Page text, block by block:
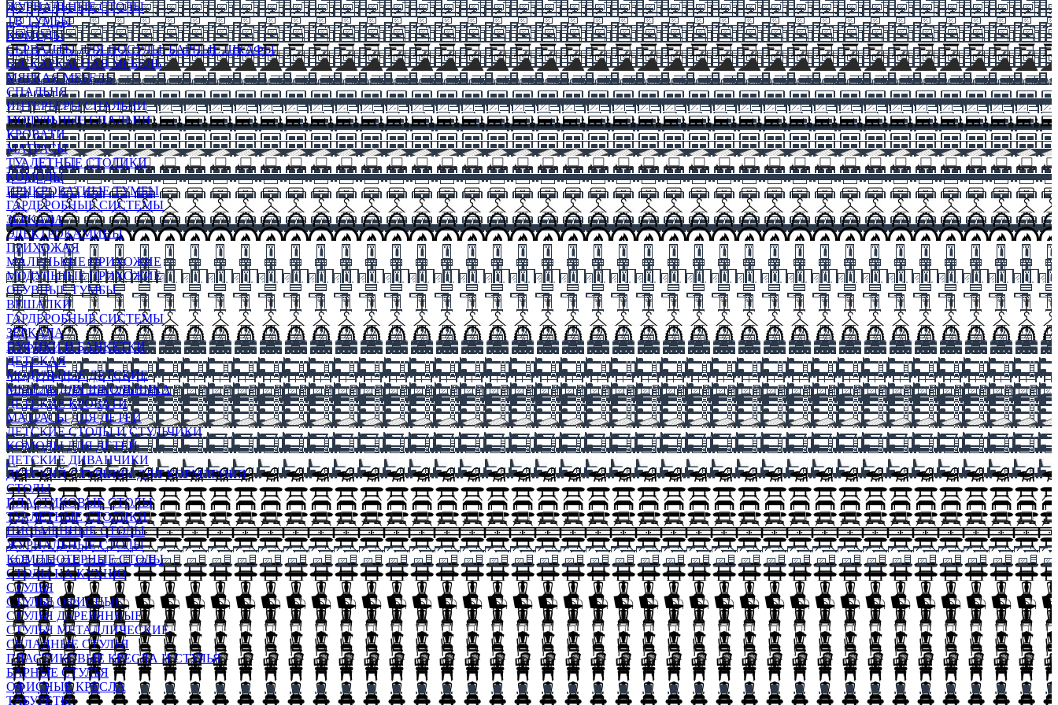
ЖУРНАЛЬНЫЕ СТОЛЫ
ТВ ТУМБЫ
КОМОДЫ
СЕРВАНТЫ ДЛЯ ПОСУДЫ, БАРНЫЕ ШКАФЫ
БЕСКАРКАСНАЯ МЕБЕЛЬ
МЯГКАЯ МЕБЕЛЬ
СПАЛЬНЯ
ИНТЕРЬЕРЫ СПАЛЬНИ
МОДУЛЬНЫЕ СПАЛЬНИ
КРОВАТИ
МАТРАСЫ
ТУАЛЕТНЫЕ СТОЛИКИ
КОМОДЫ
ПРИКРОВАТНЫЕ ТУМБЫ
ГАРДЕРОБНЫЕ СИСТЕМЫ
ЗЕРКАЛА
ЭЛЕКТРОКАМИНЫ
ПРИХОЖАЯ
МАЛЕНЬКИЕ ПРИХОЖИЕ
МОДУЛЬНЫЕ ПРИХОЖИЕ
ОБУВНЫЕ ТУМБЫ
ВЕШАЛКИ
ГАРДЕРОБНЫЕ СИСТЕМЫ
ЗЕРКАЛА
ПУФИКИ И БАНКЕТКИ
ДЕТСКАЯ
МОДУЛЬНЫЕ ДЕТСКИЕ
МЕБЕЛЬ ДЛЯ ШКОЛЬНИКА
ДЕТСКИЕ КРОВАТИ
МАТРАСЫ ДЛЯ ДЕТЕЙ
ДЕТСКИЕ СТОЛЫ И СТУЛЬЧИКИ
КОМОДЫ ДЛЯ ДЕТЕЙ
ДЕТСКИЕ ДИВАНЧИКИ
ДЕТСКИЙ СТУЛЬЧИК ДЛЯ КОРМЛЕНИЯ
СТОЛЫ
ПЛАСТИКОВЫЕ СТОЛЫ
ТУАЛЕТНЫЕ СТОЛИКИ
ПИСЬМЕННЫЕ СТОЛЫ
ЖУРНАЛЬНЫЕ СТОЛЫ
КОМПЬЮТЕРНЫЕ СТОЛЫ
СТОЛЫ НА КУХНЮ
СТУЛЬЯ
СТУЛЬЯ ОФИСНЫЕ
СТУЛЬЯ ДЕРЕВЯННЫЕ
СТУЛЬЯ МЕТАЛЛИЧЕСКИЕ
СКЛАДНЫЕ СТУЛЬЯ
ПЛАСТИКОВЫЕ КРЕСЛА И СТУЛЬЯ
БАРНЫЕ СТУЛЬЯ
ОФИСНЫЕ КРЕСЛА
ТАБУРЕТЫ